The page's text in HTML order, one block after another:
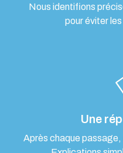
Nous identifions
pour éviter
Une
Après chaque passage,